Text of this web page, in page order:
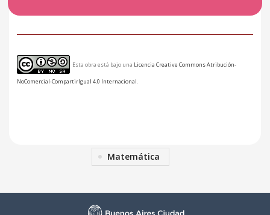
Esta obra está bajo una Licencia Creative Commons Atribución-
NoComercial-CompartirIgual 4.0 Internacional.
Matemática